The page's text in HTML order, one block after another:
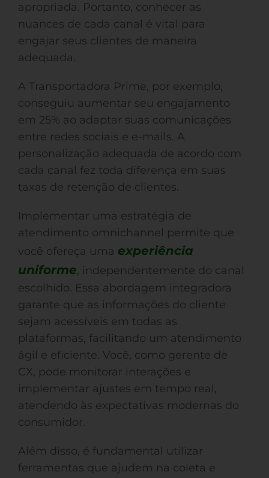
apropriada. Portanto, conhecer as
nuances de cada canal é vital para
engajar seus clientes de maneira
adequada.
A Transportadora Prime, por exemplo,
conseguiu aumentar seu engajamento
em 25% ao adaptar suas comunicações
entre redes sociais e e-mails. A
personalização adequada de acordo com
cada canal fez toda diferença em suas
taxas de retenção de clientes.
Implementar uma estratégia de
atendimento omnichannel permite que
você ofereça uma experiência
uniforme, independentemente do canal
escolhido. Essa abordagem integradora
garante que as informações do cliente
sejam acessíveis em todas as
plataformas, facilitando um atendimento
ágil e eficiente. Você, como gerente de
CX, pode monitorar interações e
implementar ajustes em tempo real,
atendendo às expectativas modernas do
consumidor.
Além disso, é fundamental utilizar
ferramentas que ajudem na coleta e